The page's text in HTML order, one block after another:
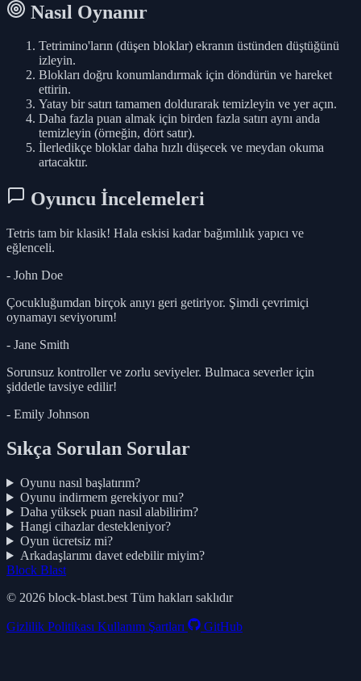
Nasıl Oynanır
Tetrimino'ların (düşen bloklar) ekranın üstünden düştüğünü
izleyin.
Blokları doğru konumlandırmak için döndürün ve hareket
ettirin.
Yatay bir satırı tamamen doldurarak temizleyin ve yer açın.
Daha fazla puan almak için birden fazla satırı aynı anda
temizleyin (örneğin, dört satır).
İlerledikçe bloklar daha hızlı düşecek ve meydan okuma
artacaktır.
Oyuncu İncelemeleri
Tetris tam bir klasik! Hala eskisi kadar bağımlılık yapıcı ve
eğlenceli.
- John Doe
Çocukluğumdan birçok anıyı geri getiriyor. Şimdi çevrimiçi
oynamayı seviyorum!
- Jane Smith
Sorunsuz kontroller ve zorlu seviyeler. Bulmaca severler için
şiddetle tavsiye edilir!
- Emily Johnson
Sıkça Sorulan Sorular
Oyunu nasıl başlatırım?
Oyunu indirmem gerekiyor mu?
Daha yüksek puan nasıl alabilirim?
Hangi cihazlar destekleniyor?
Oyun ücretsiz mi?
Arkadaşlarımı davet edebilir miyim?
Block Blast
© 2026 block-blast.best Tüm hakları saklıdır
Gizlilik Politikası Kullanım Şartları GitHub